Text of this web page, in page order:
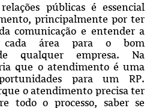
públicas é essencial
principalmente por ter
comunicação e entender a
cada área para o bom
qualquer empresa. Na
que o atendimento é uma
para um RP.
o atendimento precisa ter
todo o processo, saber se